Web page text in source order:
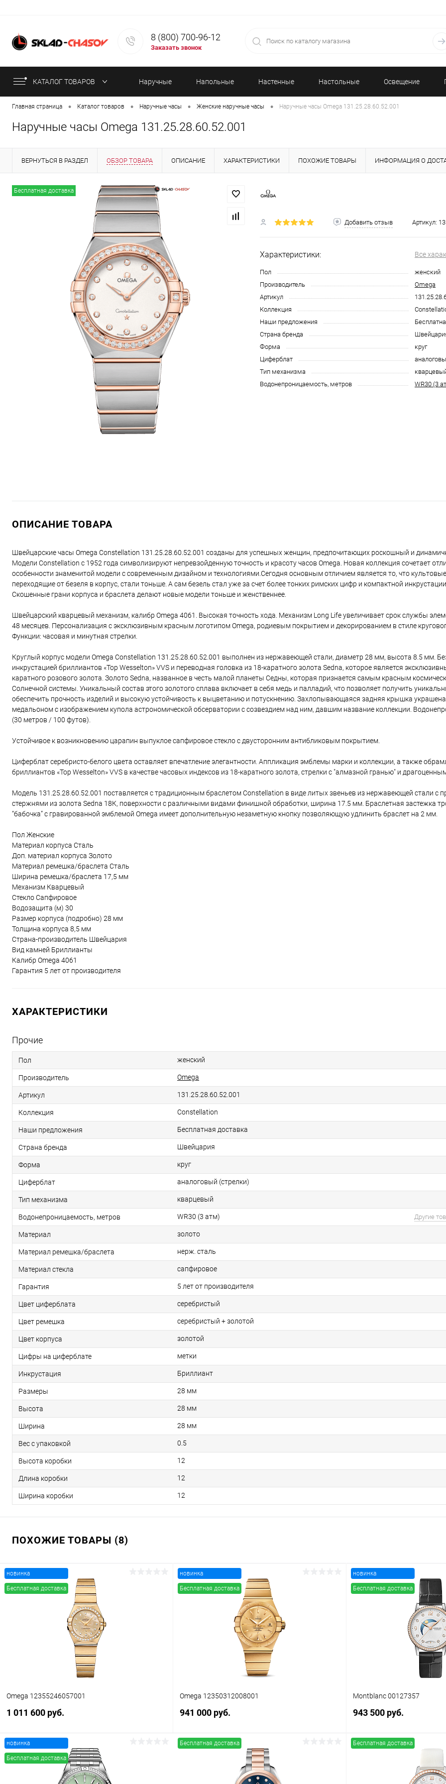
8 (800) 700-96-12
Заказать звонок
КАТАЛОГ ТОВАРОВ Наручные
часы
Напольные Настенные Настольные Освещение
Главная страница • Каталог товаров • Наручные часы • Женские наручные часы • Наручные часы Omega 131.25.28.60.52.001
Наручные часы Omega 131.25.28.60.52.001
ВЕРНУТЬСЯ В РАЗДЕЛ ОБЗОР ТОВАРА ОПИСАНИЕ ХАРАКТЕРИСТИКИ ПОХОЖИЕ ТОВАРЫ ИНФОРМАЦИЯ О
ИНФОРМАЦИЯ ОБ ОПЛАТЕ СТАТЬИ
Бесплатная доставка
Добавить отзыв Артикул:
Характеристики: Все
Пол
женский
Производитель
Omega
Артикул
Коллекция
Наши предложения
Страна бренда
Форма
круг
Циферблат
Тип механизма
Водонепроницаемость, метров
WR30 (3
ОПИСАНИЕ ТОВАРА
Швейцарские часы Omega Constellation 131.25.28.60.52.001 созданы для успешных женщин, предпочитающих роскошный и
Модели Constellation с 1952 года символизируют непревзойденную точность и красоту часов Omega. Новая коллекция сочетает
особенности знаменитой модели с современным дизайном и технологиями.Сегодня основным отличием является то, что
переходящие от безеля в корпус, стали тоньше. А сам безель стал уже за счет более тонких римских цифр и компактной
Скошенные грани корпуса и браслета делают новые модели тоньше и женственнее.
Швейцарский кварцевый механизм, калибр Omega 4061. Высокая точность хода. Механизм Long Life увеличивает срок службы
48 месяцев. Персонализация с эксклюзивным красным логотипом Omega, родиевым покрытием и декорированием в стиле
Функции: часовая и минутная стрелки.
Круглый корпус модели Omega Constellation 131.25.28.60.52.001 выполнен из нержавеющей стали, диаметр 28 мм, высота 8.5 мм.
инкрустацией бриллиантов «Top Wesselton» VVS и переводная головка из 18-каратного золота Sedna, которое является
каратного розового золота. Золото Sedna, названное в честь малой планеты Седны, которая признается самым красным
Солнечной системы. Уникальный состав этого золотого сплава включает в себя медь и палладий, что позволяет получить
обеспечить прочность изделий и высокую устойчивость к выцветанию и потускнению. Захлопывающаяся задняя крышка
медальоном с изображением купола астрономической обсерватории с созвездием над ним, давшим название коллекции.
(30 метров / 100 футов).
Устойчивое к возникновению царапин выпуклое сапфировое стекло с двусторонним антибликовым покрытием.
Циферблат серебристо-белого цвета оставляет впечатление элегантности. Аппликация эмблемы марки и коллекции, а также
бриллиантов «Top Wesselton» VVS в качестве часовых индексов из 18-каратного золота, стрелки с "алмазной гранью" и
Модель 131.25.28.60.52.001 поставляется с традиционным браслетом Constellation в виде литых звеньев из нержавеющей стали с
стержнями из золота Sedna 18К, поверхности с различными видами финишной обработки, ширина 17.5 мм. Браслетная застежка
“бабочка” с гравированной эмблемой Omega имеет дополнительную незаметную кнопку позволяющую удлинить браслет на 2 мм.
Пол Женские
Материал корпуса Сталь
Доп. материал корпуса Золото
Материал ремешка/браслета Сталь
Ширина ремешка/браслета 17,5 мм
Механизм Кварцевый
Стекло Сапфировое
Водозащита (м) 30
Размер корпуса (подробно) 28 мм
Толщина корпуса 8,5 мм
Страна-производитель Швейцария
Вид камней Бриллианты
Калибр Omega 4061
Гарантия 5 лет от производителя
ХАРАКТЕРИСТИКИ
Прочие
Пол женский
Производитель Omega
Артикул 131.25.28.60.52.001
Коллекция Constellation
Наши предложения Бесплатная доставка
Страна бренда Швейцария
Форма круг
Циферблат аналоговый (стрелки)
Тип механизма кварцевый
Водонепроницаемость, метров WR30 (3 атм) Другие
Материал золото
Материал ремешка/браслета нерж. сталь
Материал стекла сапфировое
Гарантия 5 лет от производителя
Цвет циферблата серебристый
Цвет ремешка серебристый + золотой
Цвет корпуса золотой
Цифры на циферблате метки
Инкрустация Бриллиант
Размеры 28 мм
Высота 28 мм
Ширина 28 мм
Вес с упаковкой 0.5
Высота коробки 12
Длина коробки 12
Ширина коробки 12
ПОХОЖИЕ ТОВАРЫ (8)
новинка
Бесплатная доставка
Omega 12355246057001
1 011 600 руб.
В корзину
Купить в 1 клик Сравнение
новинка
Бесплатная доставка
Omega 12350312008001
941 000 руб.
В корзину
Сравнение
новинка
Бесплатная доставка
Montblanc 00127357
943 500 руб.
В
новинка
Бесплатная доставка
Бесплатная доставка Бесплатная доставка